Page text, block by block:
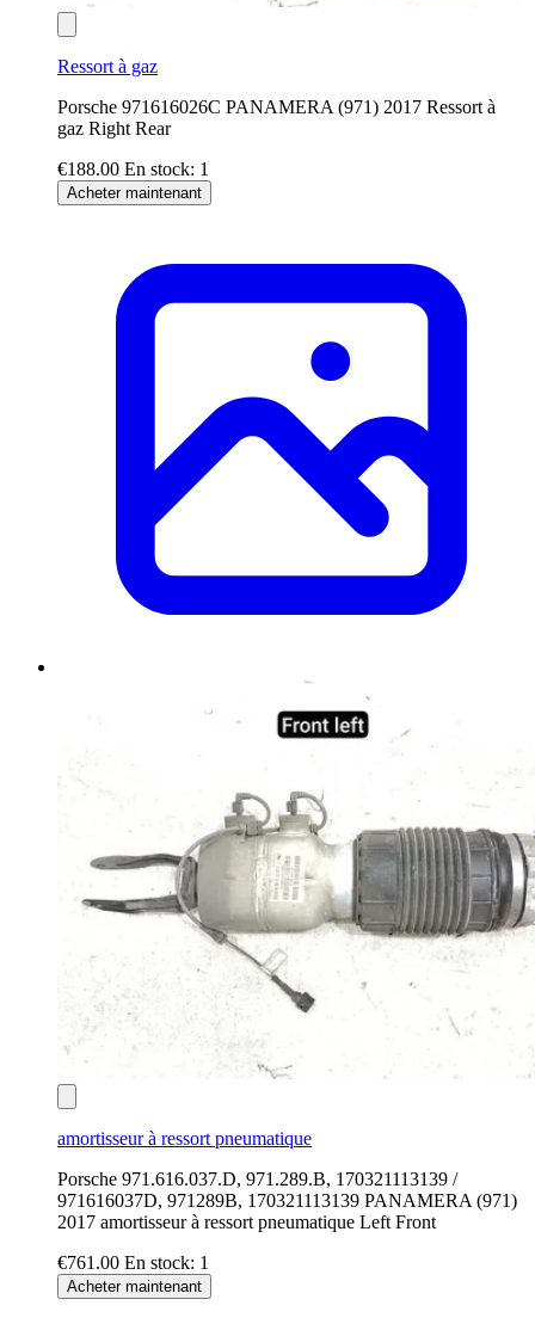
Ressort à gaz
Porsche 971616026C PANAMERA (971) 2017 Ressort à
gaz Right Rear
€188.00 En stock: 1
Acheter maintenant
amortisseur à ressort pneumatique
Porsche 971.616.037.D, 971.289.B, 170321113139 /
971616037D, 971289B, 170321113139 PANAMERA (971)
2017 amortisseur à ressort pneumatique Left Front
€761.00 En stock: 1
Acheter maintenant